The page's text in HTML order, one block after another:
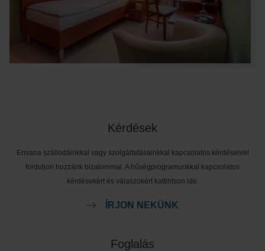
Kérdések
Ensana szállodáinkkal vagy szolgáltatásainkkal kapcsolatos kérdéseivel
forduljon hozzánk bizalommal. A hűségprogramunkkal kapcsolatos
kérdésekért és válaszokért kattintson ide.
ÍRJON NEKÜNK
Foglalás